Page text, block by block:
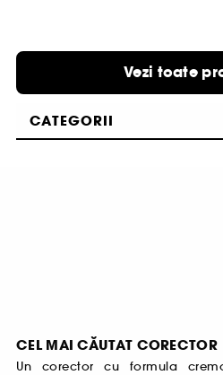
Vezi toate
CATEGORII
CEL MAI CĂUTAT CORECTOR
Un corector cu formula